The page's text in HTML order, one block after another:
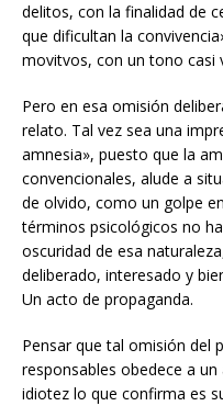
delitos, con la finalidad de
que dificultan la
movitvos, con un tono casi
Pero en esa omisión
relato. Tal vez sea una
amnesia», puesto que la
convencionales, alude a
de olvido, como un golpe
términos psicológicos no
oscuridad de esa
deliberado, interesado y
Un acto de propaganda.
Pensar que tal omisión del
responsables obedece a
idiotez lo que confirma es